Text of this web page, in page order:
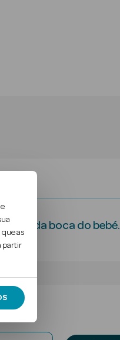
que as
partir
da boca do bebé.